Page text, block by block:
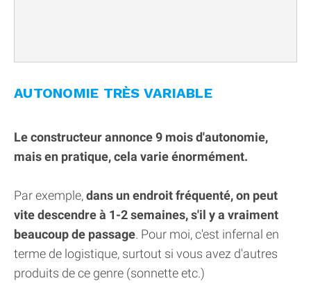
AUTONOMIE TRÈS VARIABLE
Le constructeur annonce 9 mois d'autonomie,
mais en pratique, cela varie énormément.
Par exemple,dans un endroit fréquenté, on peut
vite descendre à 1-2 semaines, s'il y a vraiment
beaucoup de passage. Pour moi, c'est infernal en
terme de logistique, surtout si vous avez d'autres
produits de ce genre (sonnette etc.)